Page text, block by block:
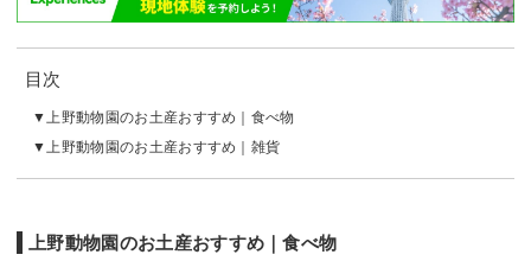
目次
上野動物園のお土産おすすめ｜食べ物
上野動物園のお土産おすすめ｜雑貨
上野動物園のお土産おすすめ｜食べ物